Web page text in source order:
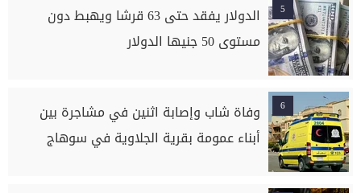
5
الدولار يفقد حتى 63 قرشا ويهبط دون
مستوى 50 جنيها الدولار
6
وفاة شاب وإصابة اثنين في مشاجرة بين
أبناء عمومة بقرية الجلاوية في سوهاج